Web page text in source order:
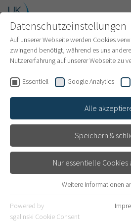
INTERNATIONAL PATIENTS
Service &
für Internationale
MEHR
Datenschutzeinstellungen
Auf unserer Webseite werden Cookies
zwingend benötigt, während es uns
Nutzererfahrung auf unserer Webseite zu
Essentiell Google Analytics
Alle
Speichern &
Nur essentielle
Essentielle Cookies werden für
Webseite benötigt. Dadurch ist
Weitere Informationen
Powered by
sgalinski Cookie Consent